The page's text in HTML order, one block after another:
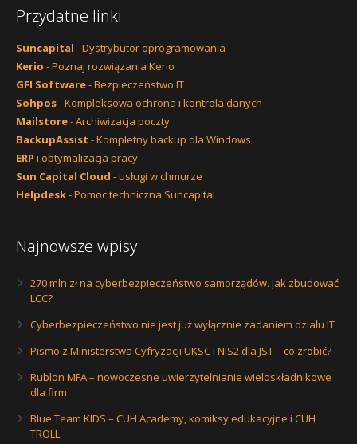
Przydatne linki
Suncapital - Dystrybutor oprogramowania
Kerio - Poznaj rozwiązania Kerio
GFI Software- Bezpieczeństwo IT
Sohpos- Kompleksowa ochrona i kontrola danych
Mailstore- Archiwizacja poczty
BackupAssist - Kompletny backup dla Windows
ERP i optymalizacja pracy
Sun Capital Cloud - usługi w chmurze
Helpdesk- Pomoc techniczna Suncapital
Najnowsze wpisy
270 mln zł na cyberbezpieczeństwo samorządów. Jak zbudować
LCC?
Cyberbezpieczeństwo nie jest już wyłącznie zadaniem działu IT
Pismo z Ministerstwa Cyfryzacji UKSC i NIS2 dla JST – co zrobić?
Rublon MFA – nowoczesne uwierzytelnianie wieloskładnikowe
dla firm
Blue Team KIDS – CUH Academy, komiksy edukacyjne i CUH
TROLL